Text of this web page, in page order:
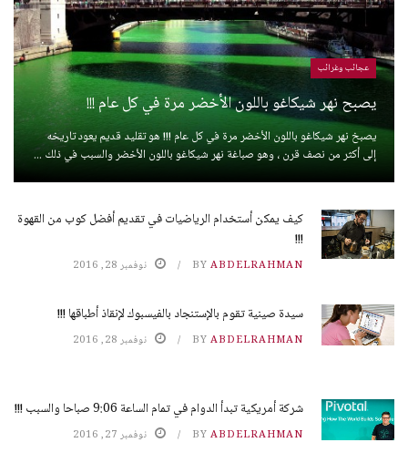
عجائب وغرائب
يصبح نهر شيكاغو باللون الأخضر مرة في كل عام !!!
يصبخ نهر شيكاغو باللون الأخضر مرة في كل عام !!! هو تقليد قديم يعود تاريخه
إلى أكثر من نصف قرن ، وهو صباغة نهر شيكاغو باللون الأخضر والسبب في ذلك ...
كيف يمكن أستخدام الرياضيات في تقديم أفضل كوب من القهوة
!!!
BY ABDELRAHMAN نوفمبر 28, 2016
سيدة صينية تقوم بالإستنجاد بالفيسبوك لإنقاذ أطباقها !!!
BY ABDELRAHMAN نوفمبر 28, 2016
شركة أمريكية تبدأ الدوام في تمام الساعة 9:06 صباحا والسبب !!!
BY ABDELRAHMAN نوفمبر 27, 2016